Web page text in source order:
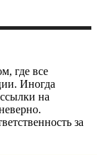
где все
Иногда
на
за